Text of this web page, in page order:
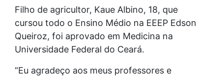
Filho de agricultor, Kaue Albino, 18, que
cursou todo o Ensino Médio na EEEP Edson
Queiroz, foi aprovado em Medicina na
Universidade Federal do Ceará.
“Eu agradeço aos meus professores e